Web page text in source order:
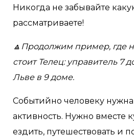
Никогда не забывайте
рассматриваете!
🔼Продолжим пример, где
стоит Телец: управитель 7
Льве в 9 доме.
Событийно человеку
активность. Нужно вместе
ездить, путешествовать и